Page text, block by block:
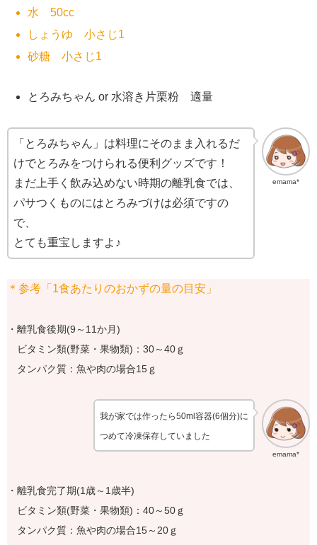
水 50cc
しょうゆ 小さじ1
砂糖 小さじ1
とろみちゃん or 水溶き片栗粉 適量
emama*
「とろみちゃん」は料理にそのまま入れるだ
けでとろみをつけられる便利グッズです！
まだ上手く飲み込めない時期の離乳食では、
パサつくものにはとろみづけは必須ですの
で、
とても重宝しますよ♪
＊参考「1食あたりのおかずの量の目安」
・離乳食後期(9～11か月)
ビタミン類(野菜・果物類)：30～40ｇ
タンパク質：魚や肉の場合15ｇ
emama*
我が家では作ったら50ml容器(6個分)に
つめて冷凍保存していました
・離乳食完了期(1歳～1歳半)
ビタミン類(野菜・果物類)：40～50ｇ
タンパク質：魚や肉の場合15～20ｇ